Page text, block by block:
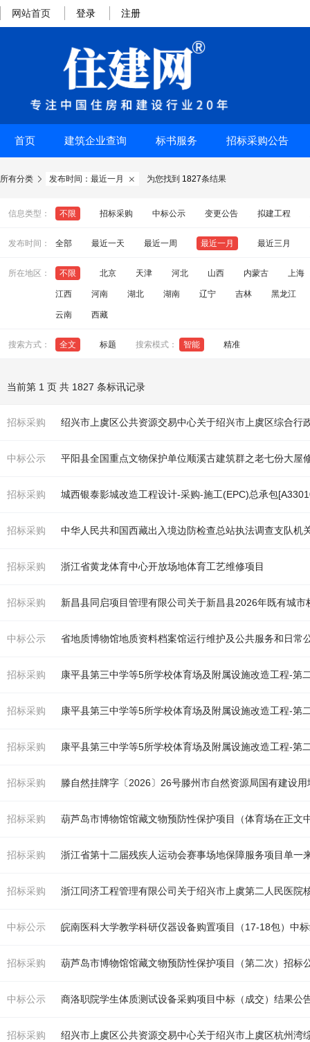
网站首页 登录 注册
首页 建筑企业查询 标书服务 招标采购公告
所有分类  发布时间：最近一月  为您找到 1827条结果
信息类型： 不限 招标采购 中标公示 变更公告 拟建工程
发布时间： 全部 最近一天 最近一周 最近一月 最近三月
所在地区： 不限 北京 天津 河北 山西 内蒙古 上海
江西 河南 湖北 湖南 辽宁 吉林 黑龙江
云南 西藏
搜索方式： 全文 标题 搜索模式： 智能 精准
当前第 1 页 共 1827 条标讯记录
招标采购 绍兴市上虞区公共资源交易中心关于绍兴市上虞区综合行
中标公示
招标采购 城西银泰影城改造工程设计-采购-施工(EPC)总承包
招标采购 中华人民共和国西藏出入境边防检查总站执法调查支队机
招标采购 浙江省黄龙体育中心开放场地体育工艺维修项目
招标采购 新昌县同启项目管理有限公司关于新昌县2026年既有城
中标公示 省地质博物馆地质资料档案馆运行维护及公共服务和日常
招标采购 康平县第三中学等5所学校体育场及附属设施改造工程-第
招标采购 康平县第三中学等5所学校体育场及附属设施改造工程-第
招标采购 康平县第三中学等5所学校体育场及附属设施改造工程-第
招标采购 滕自然挂牌字〔2026〕26号滕州市自然资源局国有建设
招标采购 葫芦岛市博物馆馆藏文物预防性保护项目（体育场在正文
招标采购 浙江省第十二届残疾人运动会赛事场地保障服务项目单一
招标采购 浙江同济工程管理有限公司关于绍兴市上虞第二人民医院
中标公示 皖南医科大学教学科研仪器设备购置项目（17-18包）中
招标采购 葫芦岛市博物馆馆藏文物预防性保护项目（第二次）招标
中标公示 商洛职院学生体质测试设备采购项目中标（成交）结果公
招标采购